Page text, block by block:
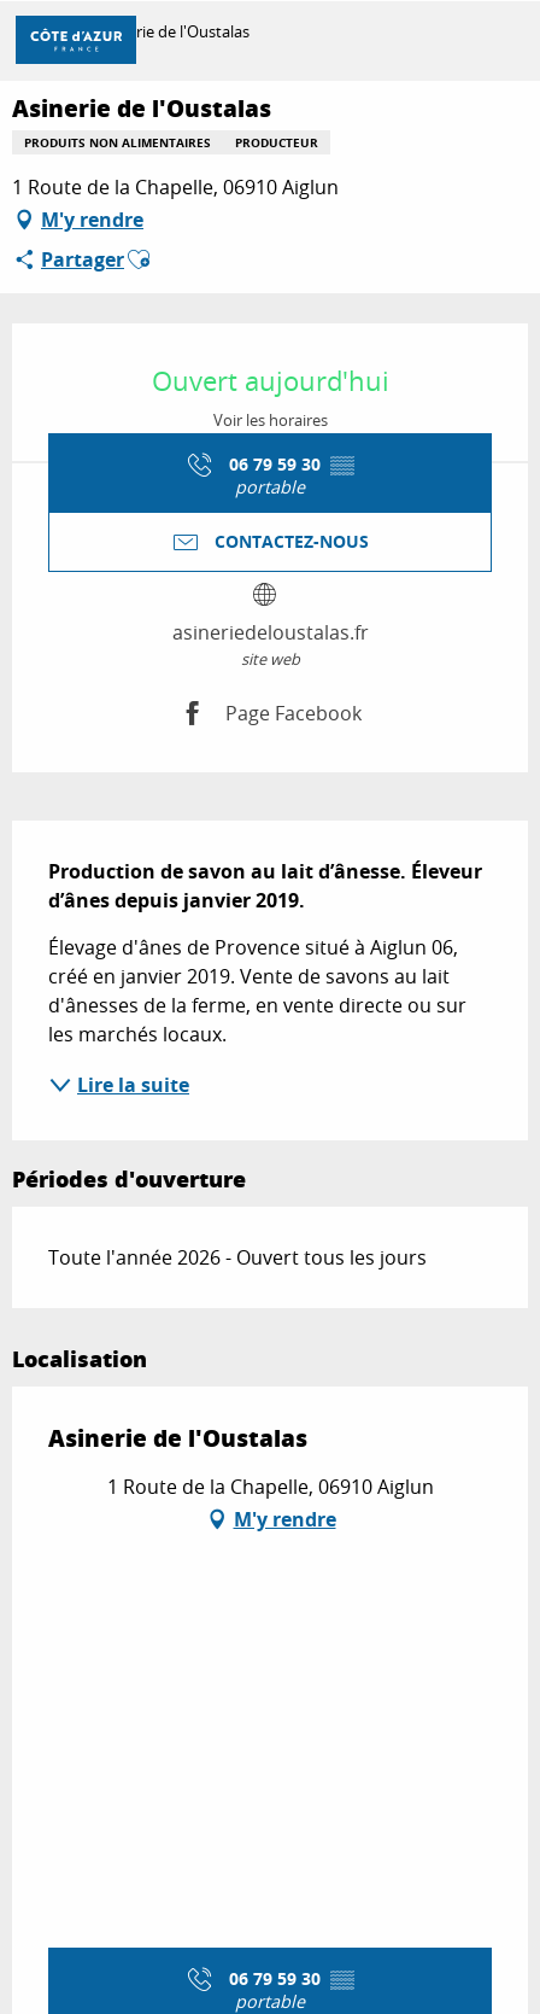
Aller
contenu
principal
DÉCOUVRIR
À FAIRE
Accueil Asinerie de l'Oustalas
Asinerie de l'Oustalas
PRODUITS NON ALIMENTAIRES PRODUCTEUR
1 Route de la Chapelle, 06910 Aiglun
M'y rendre
PartagerAjouter aux favoris
Ouvert aujourd'hui
Voir les horaires
06 79 59 30 ▒▒
portable
CONTACTEZ-NOUS
asineriedeloustalas.fr
site web
Page Facebook
Production de savon au lait d’ânesse. Éleveur
d’ânes depuis janvier 2019.
Élevage d'ânes de Provence situé à Aiglun 06,
créé en janvier 2019. Vente de savons au lait
d'ânesses de la ferme, en vente directe ou sur
les marchés locaux.
Lire la suite
Périodes d'ouverture
Toute l'année 2026 - Ouvert tous les jours
Localisation
Asinerie de l'Oustalas
1 Route de la Chapelle, 06910 Aiglun
M'y rendre
06 79 59 30 ▒▒
portable